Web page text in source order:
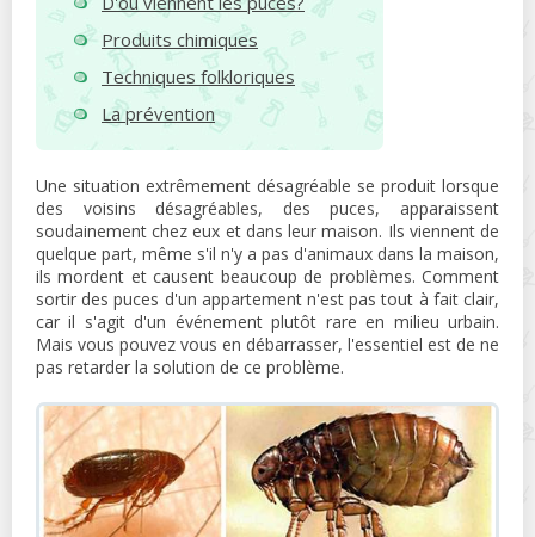
Produits chimiques
Techniques folkloriques
La prévention
Une situation extrêmement désagréable se produit lorsque
des voisins désagréables, des puces, apparaissent
soudainement chez eux et dans leur maison. Ils viennent de
quelque part, même s'il n'y a pas d'animaux dans la maison,
ils mordent et causent beaucoup de problèmes. Comment
sortir des puces d'un appartement n'est pas tout à fait clair,
car il s'agit d'un événement plutôt rare en milieu urbain.
Mais vous pouvez vous en débarrasser, l'essentiel est de ne
pas retarder la solution de ce problème.